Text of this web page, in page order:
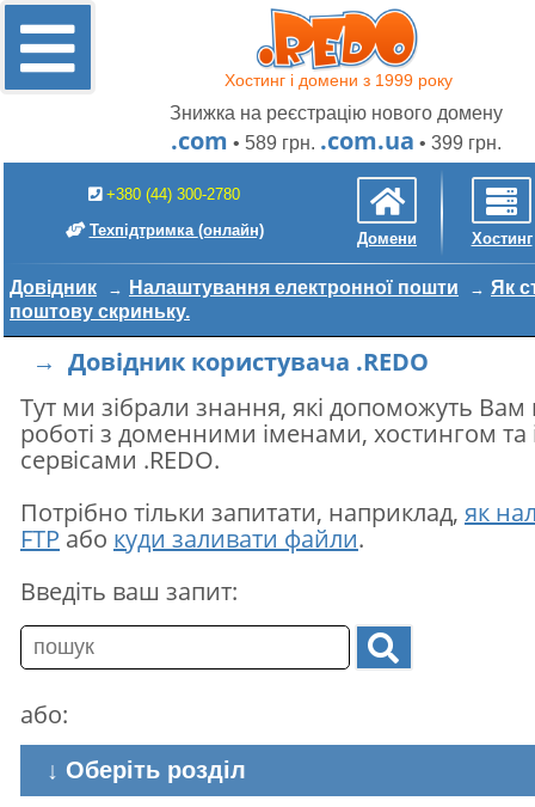
Хостинг і домени з 1999 року
Знижка на реєстрацію нового домену
.com • 589 грн. .com.ua • 399 грн.
+380 (44) 300-2780
Техпідтримка (онлайн) Домени Хостинг
Довідник Налаштування електронної пошти
Як
поштову скриньку.
→ Довідник користувача .REDO
Тут ми зібрали знання, які допоможуть Вам
роботі з доменними іменами, хостингом
сервісами .REDO.
Потрібно тільки запитати, наприклад, як
FTP або куди заливати файли.
Введіть ваш запит:
або:
↓ Оберіть розділ